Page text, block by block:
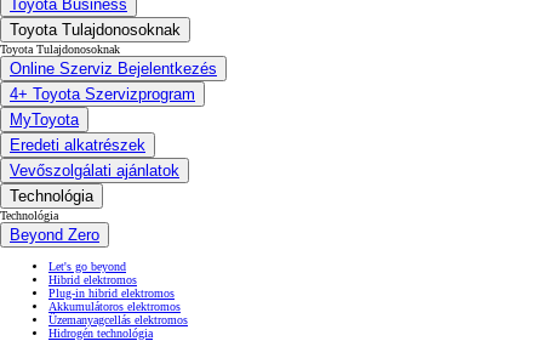
Toyota Business
Toyota Tulajdonosoknak
Toyota Tulajdonosoknak
Online Szerviz Bejelentkezés
4+ Toyota Szervizprogram
MyToyota
Eredeti alkatrészek
Vevőszolgálati ajánlatok
Technológia
Technológia
Beyond Zero
Let's go beyond
Hibrid elektromos
Plug-in hibrid elektromos
Akkumulátoros elektromos
Üzemanyagcellás elektromos
Hidrogén technológia